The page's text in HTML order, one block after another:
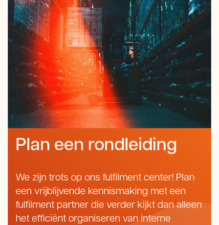
Plan een rondleiding
We zijn trots op ons fulfilment center! Plan
een vrijblijvende kennismaking met een
fulfilment partner die verder kijkt dan alleen
het efficiënt organiseren van interne